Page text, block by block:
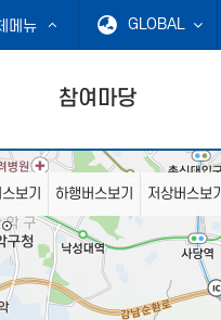
메뉴 GLOBAL
참여마당
보기 하행버스보기 저상버스보기